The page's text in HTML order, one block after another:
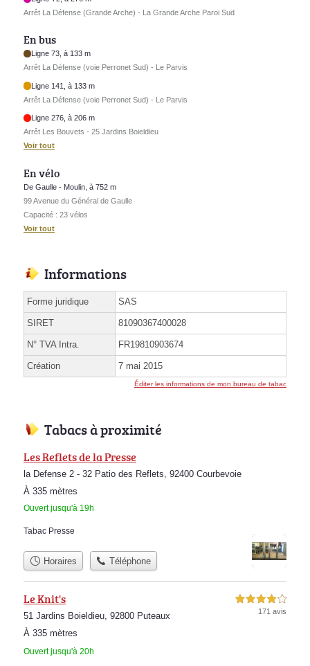
Arrêt La Défense (Grande Arche) - La Grande Arche Paroi Sud
En bus
Ligne 73, à 133 m
Arrêt La Défense (voie Perronet Sud) - Le Parvis
Ligne 141, à 133 m
Arrêt La Défense (voie Perronet Sud) - Le Parvis
Ligne 276, à 206 m
Arrêt Les Bouvets - 25 Jardins Boieldieu
Voir tout
En vélo
De Gaulle - Moulin, à 752 m
99 Avenue du Général de Gaulle
Capacité : 23 vélos
Voir tout
Informations
Forme juridique SAS
SIRET 81090367400028
N° TVA Intra. FR19810903674
Création 7 mai 2015
Éditer les informations de mon bureau de tabac
Tabacs à proximité
Les Reflets de la Presse
la Defense 2 - 32 Patio des Reflets, 92400 Courbevoie
À 335 mètres
Ouvert jusqu'à 19h
Tabac Presse
Horaires Téléphone
Le Knit's
51 Jardins Boieldieu, 92800 Puteaux
À 335 mètres
Ouvert jusqu'à 20h
4,0 étoiles sur 5
171 avis